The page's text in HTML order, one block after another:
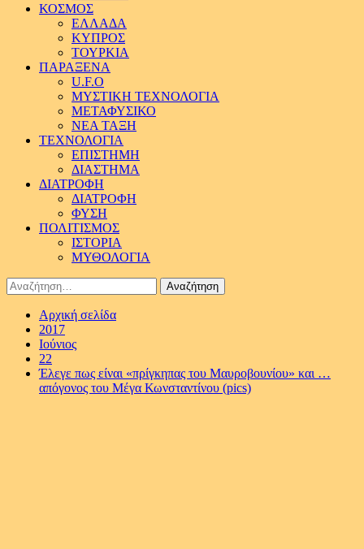
ΚΟΣΜΟΣ
ΕΛΛΑΔΑ
ΚΥΠΡΟΣ
ΤΟΥΡΚΙΑ
ΠΑΡΑΞΕΝΑ
U.F.O
ΜΥΣΤΙΚΗ ΤΕΧΝΟΛΟΓΙΑ
ΜΕΤΑΦΥΣΙΚΟ
ΝΕΑ ΤΑΞΗ
ΤΕΧΝΟΛΟΓΙΑ
ΕΠΙΣΤΗΜΗ
ΔΙΑΣΤΗΜΑ
ΔΙΑΤΡΟΦΗ
ΔΙΑΤΡΟΦΗ
ΦΥΣΗ
ΠΟΛΙΤΙΣΜΟΣ
ΙΣΤΟΡΙΑ
ΜΥΘΟΛΟΓΙΑ
Αναζήτηση
για:
Αρχική σελίδα
2017
Ιούνιος
22
Έλεγε πως είναι «πρίγκηπας του Μαυροβουνίου» και …
απόγονος του Μέγα Κωνσταντίνου (pics)